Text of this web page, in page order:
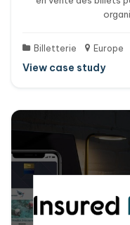
Billetterie Europe
View case study